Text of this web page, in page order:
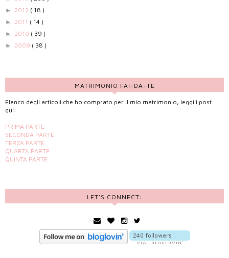
► 2012 ( 18 )
► 2011 ( 14 )
► 2010 ( 39 )
► 2009 ( 38 )
MATRIMONIO FAI-DA-TE
Elenco degli articoli che ho comprato per il mio matrimonio, leggi i post
qui:
PRIMA PARTE
SECONDA PARTE
TERZA PARTE
QUARTA PARTE
QUINTA PARTE
LET'S CONNECT: